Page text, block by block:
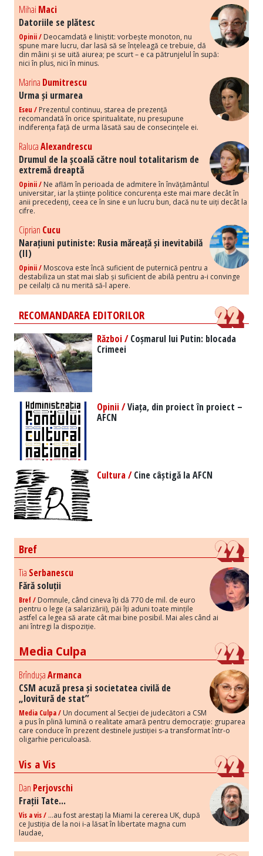
Mihai Maci
Datoriile se plătesc
Opinii / Deocamdată e liniștit: vorbește monoton, nu
spune mare lucru, dar lasă să se înțeleagă ce trebuie, dă
din mâini și se uită aiurea; pe scurt – e ca pătrunjelul în supă:
nici în plus, nici în minus.
Marina Dumitrescu
Urma și urmarea
Eseu / Prezentul continuu, starea de prezență
recomandată în orice spiritualitate, nu presupune
indiferența față de urma lăsată sau de consecințele ei.
RalucaAlexandrescu
Drumul de la școală către noul totalitarism de
extremă dreaptă
Opinii / Ne aflăm în perioada de admitere în învățământul
universitar, iar la științe politice concurența este mai mare decât în
anii precedenți, ceea ce în sine e un lucru bun, dacă nu te uiți decât la
cifre.
Ciprian Cucu
Narațiuni putiniste: Rusia măreață și inevitabilă
(II)
Opinii / Moscova este încă suficient de puternică pentru a
destabiliza un stat mai slab și suficient de abilă pentru a-i convinge
pe ceilalți că nu merită să-l apere.
RECOMANDAREA EDITORILOR
Război /Coșmarul lui Putin: blocada
Crimeei
Opinii /Viața, din proiect în proiect –
AFCN
Cultura /Cine câștigă la AFCN
Bref
Tia Serbanescu
Fără soluții
Bref / Domnule, când cineva îți dă 770 de mil. de euro
pentru o lege (a salarizării), păi îți aduni toate mințile
astfel ca legea să arate cât mai bine posibil. Mai ales când ai
ani întregi la dispoziție.
Media Culpa
BrîndușaArmanca
CSM acuză presa și societatea civilă de
„lovitură de stat”
Media Culpa / Un document al Secției de judecători a CSM
a pus în plină lumină o realitate amară pentru democrație: gruparea
care conduce în prezent destinele justiției s-a transformat într-o
oligarhie periculoasă.
Vis a Vis
Dan Perjovschi
Frații Tate...
Vis a vis / ...au fost arestați la Miami la cererea UK, după
ce Justiția de la noi i-a lăsat în libertate magna cum
laudae,